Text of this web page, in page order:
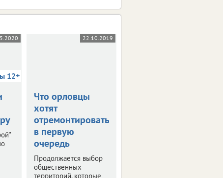
12+
22.10.2019
Что орловцы
хотят
отремонтировать
в первую
очередь
Продолжается выбор
общественных
территорий, которые